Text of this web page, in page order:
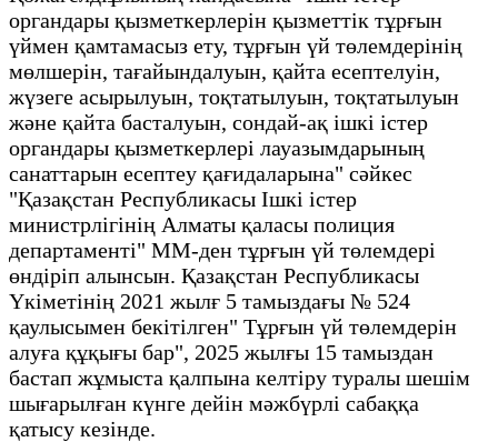
органдары қызметкерлерін қызметтік тұрғын
үймен қамтамасыз ету, тұрғын үй төлемдерінің
мөлшерін, тағайындалуын, қайта есептелуін,
жүзеге асырылуын, тоқтатылуын, тоқтатылуын
және қайта басталуын, сондай-ақ ішкі істер
органдары қызметкерлері лауазымдарының
санаттарын есептеу қағидаларына" сәйкес
"Қазақстан Республикасы Ішкі істер
министрлігінің Алматы қаласы полиция
департаменті" ММ-ден тұрғын үй төлемдері
өндіріп алынсын. Қазақстан Республикасы
Үкіметінің 2021 жылғ 5 тамыздағы № 524
қаулысымен бекітілген" Тұрғын үй төлемдерін
алуға құқығы бар", 2025 жылғы 15 тамыздан
бастап жұмыста қалпына келтіру туралы шешім
шығарылған күнге дейін мәжбүрлі сабаққа
қатысу кезінде.